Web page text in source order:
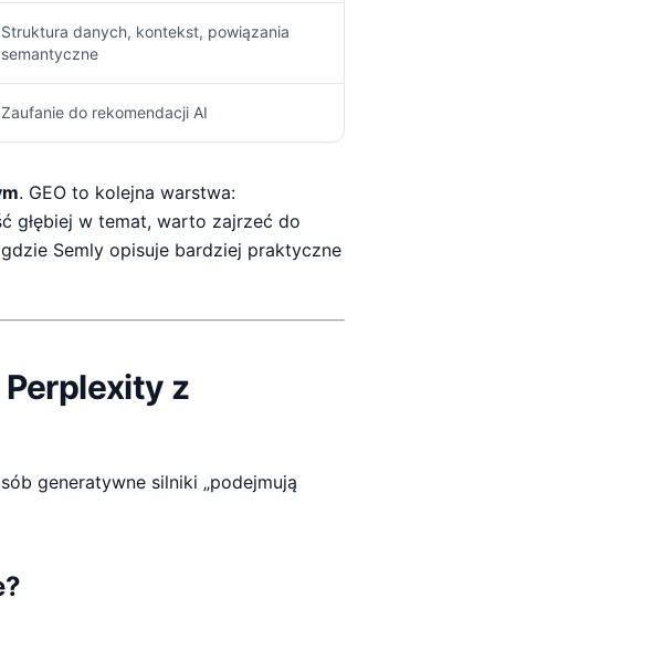
Struktura danych, kontekst, powiązania
semantyczne
Zaufanie do rekomendacji AI
. GEO to kolejna warstwa:
głębiej w temat, warto zajrzeć do
Semly opisuje bardziej praktyczne
Perplexity z
generatywne silniki „podejmują